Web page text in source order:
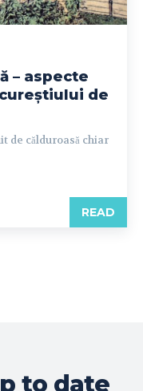
– aspecte
de
de călduroasă chiar
READ
to date